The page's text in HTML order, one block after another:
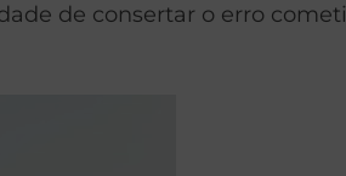
de consertar o erro